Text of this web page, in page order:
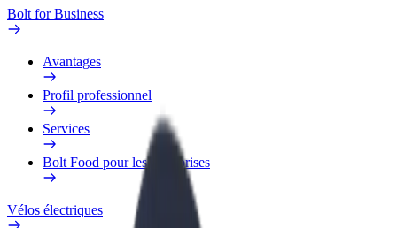
Bolt for Business
Avantages
Profil professionnel
Services
Bolt Food pour les entreprises
Vélos électriques